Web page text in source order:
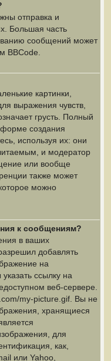
отправка и
Большая часть
сообщений может
BBCode.
картинки,
выражения чувств,
грусть. Полный
создания
используя их: они
и модератор
или вообще
также может
можно
к сообщениям?
в ваших
добавлять
на
ссылку на
веб-сервере.
my-picture.gif. Вы не
хранящиеся
для
как,
или Yahoo,